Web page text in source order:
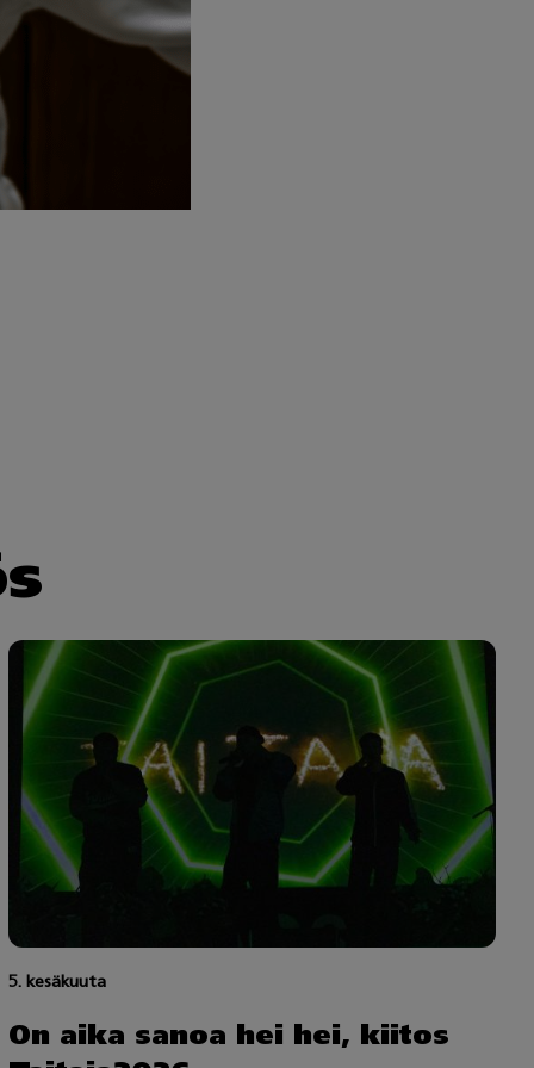
5. kesäkuuta
On aika sanoa hei hei, kiitos